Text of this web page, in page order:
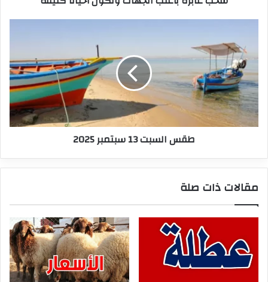
سبتمبر
2025
طقس السبت 13 سبتمبر 2025
مقالات ذات صلة